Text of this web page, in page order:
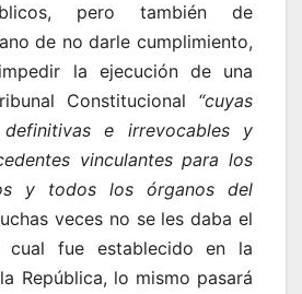
pero también de
de no darle cumplimiento,
la ejecución de una
Constitucional “cuyas
e irrevocables y
vinculantes para los
y todos los órganos del
veces no se les daba el
fue establecido en la
República, lo mismo pasará